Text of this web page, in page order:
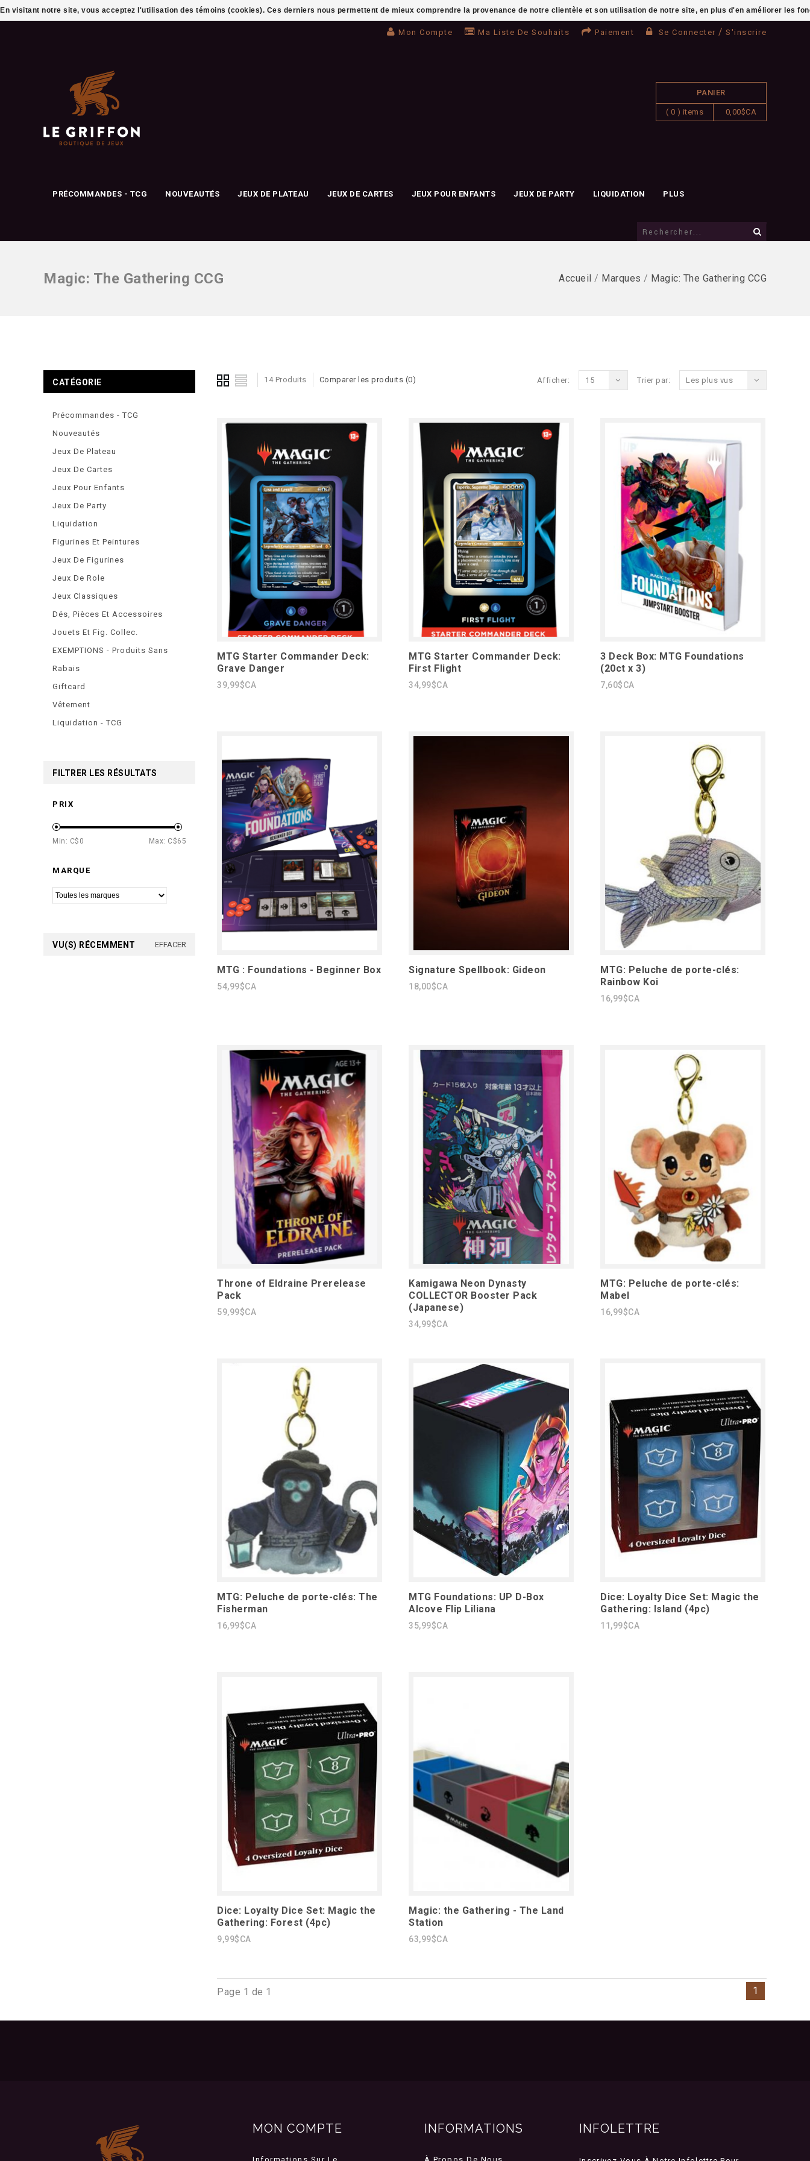
Mon Compte Ma Liste De Souhaits Paiement Se Connecter / S'inscrire
PANIER
( 0 ) items 0,00$CA
PRÉCOMMANDES - TCG NOUVEAUTÉS JEUX DE PLATEAU JEUX DE CARTES JEUX POUR ENFANTS JEUX DE PARTY LIQUIDATION PLUS
Magic: The Gathering CCG Accueil / Marques / Magic: The Gathering CCG
14 Produits Comparer les produits (0) Trier par: Les plus vus
Afficher: 15
MTG Starter Commander Deck:
Grave Danger
39,99$CA
MTG Starter Commander Deck:
First Flight
34,99$CA
3 Deck Box: MTG Foundations
(20ct x 3)
7,60$CA
MTG : Foundations - Beginner Box
54,99$CA
Signature Spellbook: Gideon
18,00$CA
MTG: Peluche de porte-clés:
Rainbow Koi
16,99$CA
Throne of Eldraine Prerelease
Pack
59,99$CA
Kamigawa Neon Dynasty
COLLECTOR Booster Pack
(Japanese)
34,99$CA
MTG: Peluche de porte-clés:
Mabel
16,99$CA
MTG: Peluche de porte-clés: The
Fisherman
16,99$CA
MTG Foundations: UP D-Box
Alcove Flip Liliana
35,99$CA
Dice: Loyalty Dice Set: Magic the
Gathering: Island (4pc)
11,99$CA
Dice: Loyalty Dice Set: Magic the
Gathering: Forest (4pc)
9,99$CA
Magic: the Gathering - The Land
Station
63,99$CA
Page 1 de 1 1
CATÉGORIE
Précommandes - TCG
Nouveautés
Jeux De Plateau
Jeux De Cartes
Jeux Pour Enfants
Jeux De Party
Liquidation
Figurines Et Peintures
Jeux De Figurines
Jeux De Role
Jeux Classiques
Dés, Pièces Et Accessoires
Jouets Et Fig. Collec.
EXEMPTIONS - Produits Sans
Rabais
Giftcard
Vêtement
Liquidation - TCG
FILTRER LES RÉSULTATS
PRIX
Min: C$ 0 Max: C$65
MARQUE
VU(S) RÉCEMMENT EFFACER
MON COMPTE INFORMATIONS INFOLETTRE
En visitant notre site, vous acceptez l'utilisation des témoins (cookies). Ces derniers nous permettent de mieux comprendre la provenance de notre clientèle et son utilisation de notre site, en plus d'en améliorer les